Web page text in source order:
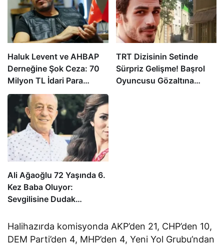
Haluk Levent ve AHBAP
Derneğine Şok Ceza: 70
Milyon TL İdari Para
Cezası Kesildi!
TRT Dizisinin Setinde
Sürpriz Gelişme! Başrol
Oyuncusu Gözaltına
Ali Ağaoğlu 72 Yaşında 6.
Kez Baba Oluyor:
Sevgilisine Dudak
Hediyesi!
Halihazırda komisyonda AKP’den 21, CHP’den 10,
DEM Parti’den 4, MHP’den 4, Yeni Yol Grubu’ndan